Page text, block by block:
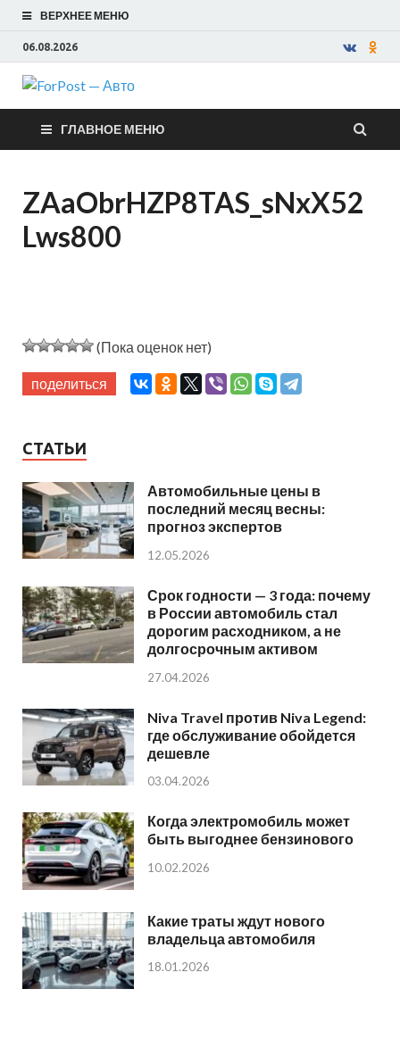
ВЕРХНЕЕ МЕНЮ
06.08.2026
ForPost —
Авто
ГЛАВНОЕ МЕНЮ
ZAaObrHZP8TAS_sNxX52
Lws800
(Пока оценок нет)
поделиться
СТАТЬИ
Автомобильные цены в
последний месяц весны:
прогноз экспертов
12.05.2026
Срок годности — 3 года: почему
в России автомобиль стал
дорогим расходником, а не
долгосрочным активом
27.04.2026
Niva Travel против Niva Legend:
где обслуживание обойдется
дешевле
03.04.2026
Когда электромобиль может
быть выгоднее бензинового
10.02.2026
Какие траты ждут нового
владельца автомобиля
18.01.2026